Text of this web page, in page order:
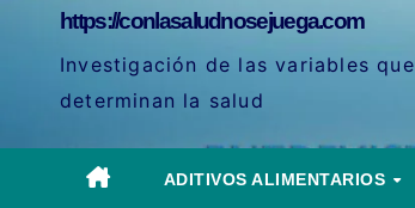
https://conlasaludnosejuega.com
Investigación de las variables que
determinan la salud
ADITIVOS ALIMENTARIOS